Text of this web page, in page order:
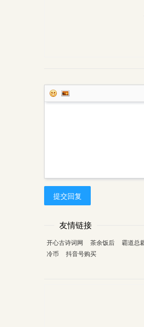
提交回复
友情链接
开心古诗词网 茶余饭后 霸道总
冷币
抖音号购买